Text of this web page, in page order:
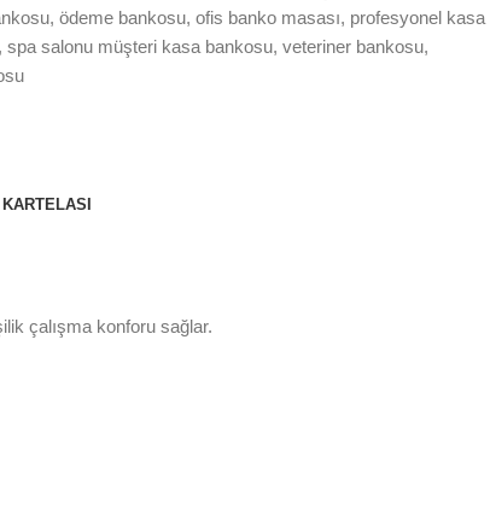
, ödeme bankosu, ofis banko masası, profesyonel kasa
, spa salonu müşteri kasa bankosu, veteriner bankosu,
çalışma konforu sağlar.